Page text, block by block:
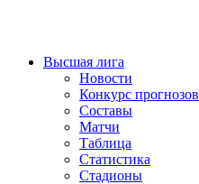
Высшая лига
Новости
Конкурс прогнозов
Составы
Матчи
Таблица
Статистика
Стадионы